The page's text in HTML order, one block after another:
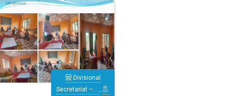
Divisional
Secretariat –… ,